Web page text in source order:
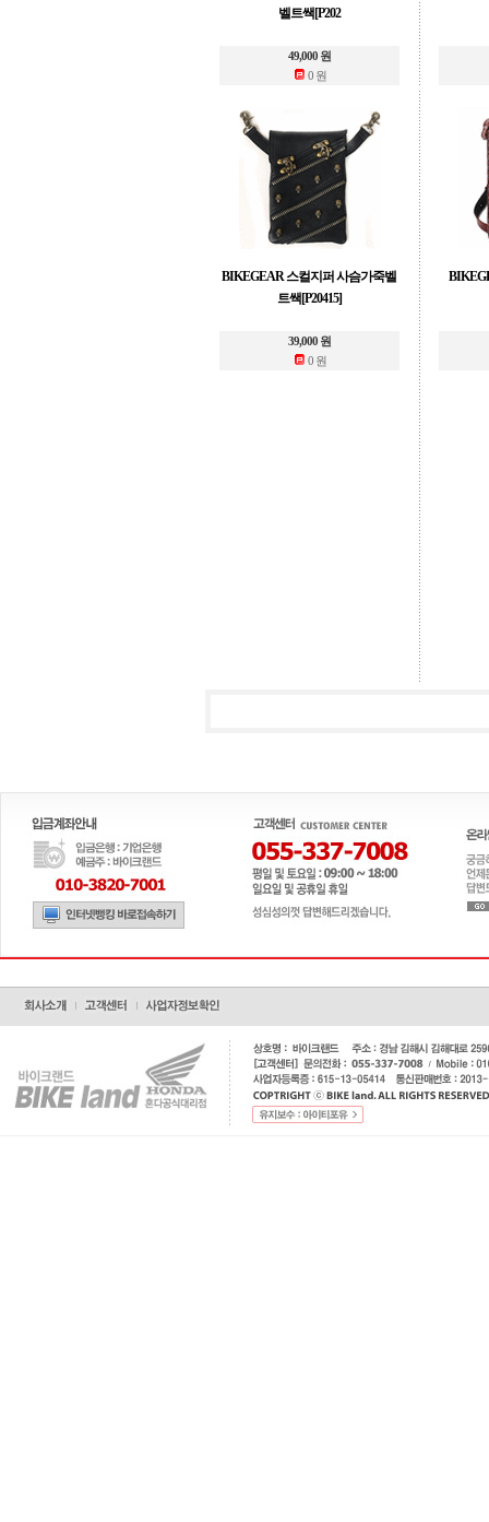
벨트쌕[P202
49,000 원
0 원
BIKEGEAR 스컬지퍼 사슴가죽벨
트쌕[P20415]
39,000 원
0 원